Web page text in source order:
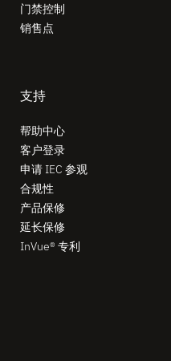
门禁控制
销售点
支持
帮助中心
客户登录
申请 IEC 参观
合规性
产品保修
延长保修
InVue® 专利